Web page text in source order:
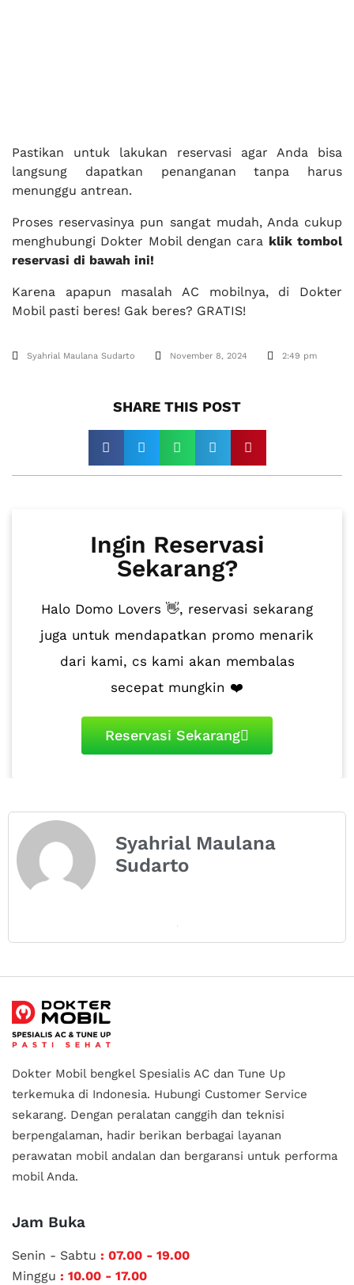
Pastikan untuk lakukan reservasi agar Anda bisa
langsung dapatkan penanganan tanpa harus
menunggu antrean.
Proses reservasinya pun sangat mudah, Anda cukup
menghubungi Dokter Mobil dengan cara klik tombol
reservasi di bawah ini!
Karena apapun masalah AC mobilnya, di Dokter
Mobil pasti beres! Gak beres? GRATIS!
Syahrial Maulana Sudarto November 8, 2024 2:49 pm
SHARE THIS POST​
Ingin Reservasi
Sekarang?
Halo Domo Lovers 👋, reservasi sekarang
juga untuk mendapatkan promo menarik
dari kami, cs kami akan membalas
secepat mungkin ❤️
Reservasi Sekarang
Syahrial Maulana
Sudarto
Dokter Mobil bengkel Spesialis AC dan Tune Up
terkemuka di Indonesia. Hubungi Customer Service
sekarang. Dengan peralatan canggih dan teknisi
berpengalaman, hadir berikan berbagai layanan
perawatan mobil andalan dan bergaransi untuk performa
mobil Anda.
Jam Buka
Senin - Sabtu : 07.00 - 19.00
Minggu : 10.00 - 17.00